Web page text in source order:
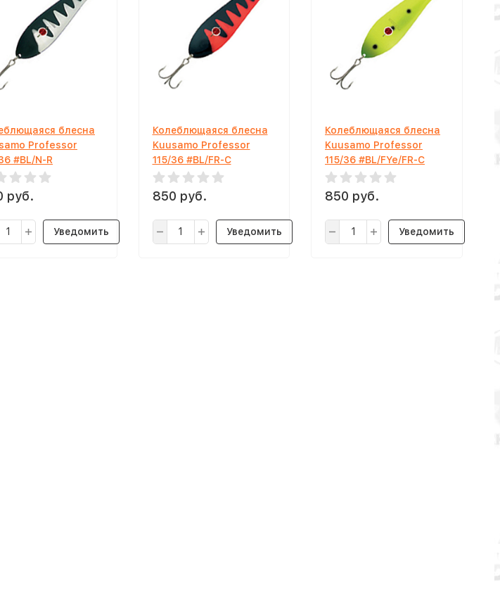
блесна
Professor
#BL/N-R
руб.
Уведомить
Колеблющаяся блесна
Kuusamo Professor
115/36 #BL/FR-C
850 руб.
Уведомить
Колеблющаяся блесна
Kuusamo Professor
115/36 #BL/FYe/FR-C
850 руб.
Уведомить